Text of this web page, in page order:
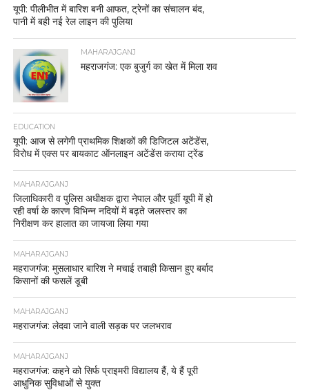
यूपी: पीलीभीत में बारिश बनी आफत, ट्रेनों का संचालन बंद,
पानी में बही नई रेल लाइन की पुलिया
MAHARAJGANJ
महराजगंज: एक बुजुर्ग का खेत में मिला शव
EDUCATION
यूपी: आज से लगेगी प्राथमिक शिक्षकों की डिजिटल अटेंडेंस,
विरोध में एक्स पर बायकाट ऑनलाइन अटेंडेंस कराया ट्रेंड
MAHARAJGANJ
जिलाधिकारी व पुलिस अधीक्षक द्वारा नेपाल और पूर्वी यूपी में हो
रही वर्षा के कारण विभिन्न नदियों में बढ़ते जलस्तर का
निरीक्षण कर हालात का जायजा लिया गया
MAHARAJGANJ
महराजगंज: मुसलाधार बारिश ने मचाई तबाही किसान हुए बर्बाद
किसानों की फसलें डूबी
MAHARAJGANJ
महराजगंज: लेदवा जाने वाली सड़क पर जलभराव
MAHARAJGANJ
महराजगंज: कहने को सिर्फ प्राइमरी विद्यालय हैं, ये हैं पूरी
आधुनिक सुविधाओं से युक्त